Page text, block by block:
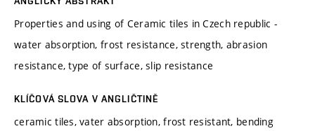
Properties and using of Ceramic tiles in Czech republic -
water absorption, frost resistance, strength, abrasion
resistance, type of surface, slip resistance
KLÍČOVÁ SLOVA V ANGLIČTINĚ
ceramic tiles, vater absorption, frost resistant, bending